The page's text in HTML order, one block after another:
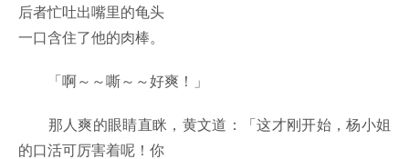
后者忙吐出嘴里的龟头
一口含住了他的肉棒。
「啊～～嘶～～好爽！」
那人爽的眼睛直眯，黄文道：「这才刚开始，杨小姐
的口活可厉害着呢！你